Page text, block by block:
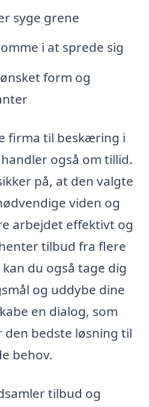
syge grene
i at sprede sig
form og
firma til beskæring i
også om tillid.
på, at den valgte
viden og
arbejdet effektivt og
tilbud fra flere
du også tage dig
og uddybe dine
en dialog, som
bedste løsning til
behov.
tilbud og